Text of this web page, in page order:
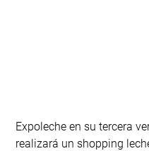
Expoleche en su tercera
realizará un shopping